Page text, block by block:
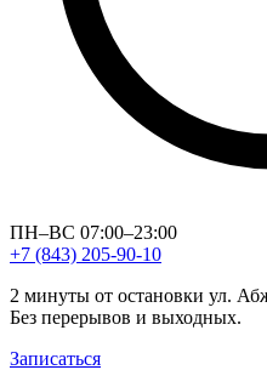
ПН–ВС 07:00–23:00
+7 (843) 205-90-10
2 минуты от остановки ул.
Без перерывов и выходных.
Записаться